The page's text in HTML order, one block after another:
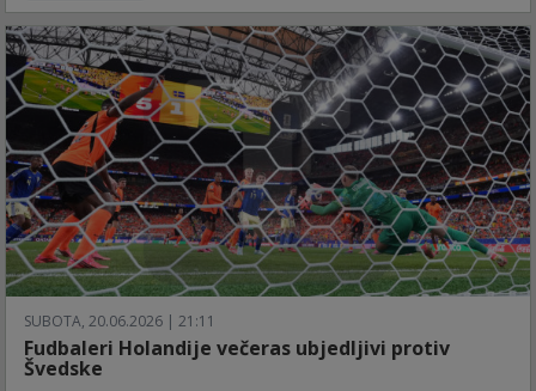
SUBOTA, 20.06.2026 | 21:11
Fudbaleri Holandije večeras ubjedljivi protiv
Švedske